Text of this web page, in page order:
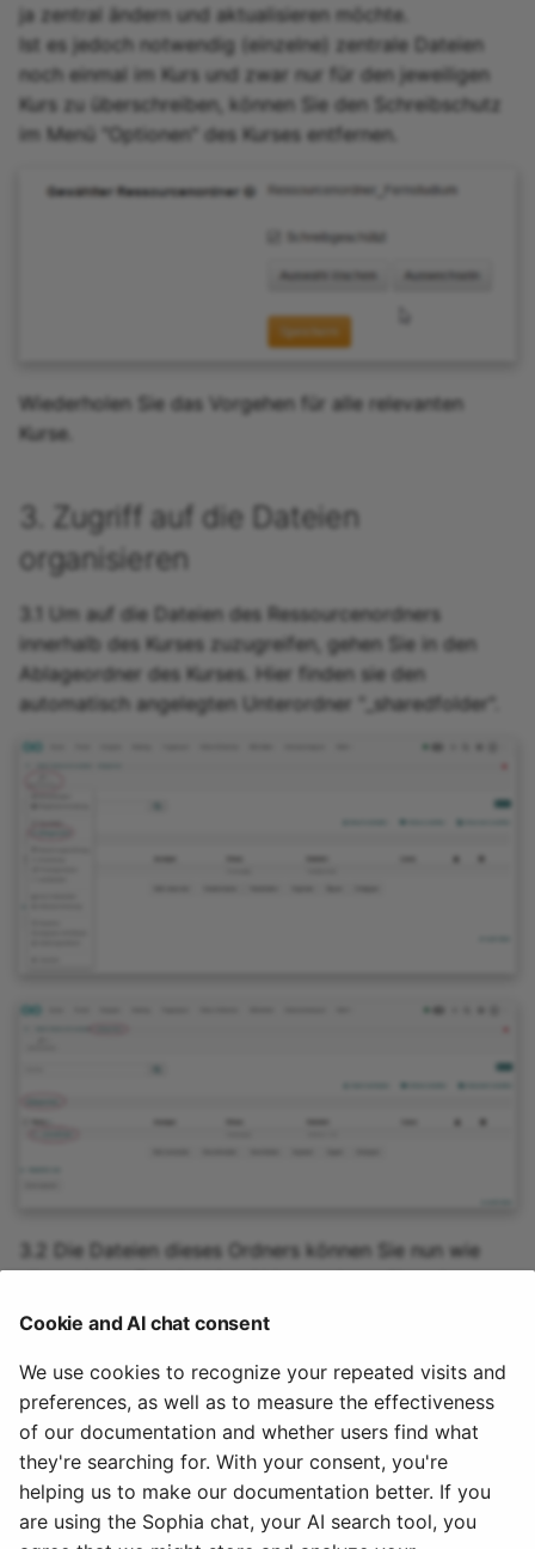
ja zentral ändern und aktualisieren möchte.
Ist es jedoch notwendig (einzelne) zentrale Dateien
noch einmal im Kurs und zwar nur für den jeweiligen
Kurs zu überschreiben, können Sie den Schreibschutz
im Menü "Optionen" des Kurses entfernen.
Wiederholen Sie das Vorgehen für alle relevanten
Kurse.
3. Zugriff auf die Dateien
organisieren
3.1 Um auf die Dateien des Ressourcenordners
innerhalb des Kurses zuzugreifen, gehen Sie in den
Ablageordner des Kurses. Hier finden sie den
automatisch angelegten Unterordner "_sharedfolder".
3.2 Die Dateien dieses Ordners können Sie nun wie
Kursbaustein " Einzelne Seite
Zu beachten
Sie können lediglich
pro Kurs
einbinden. Überlegen Sie deshalb im Vorfeld genau, welche
Dateien Sie über einen kursübergreifenden Ressourcenordner
statt des kursbezogenen Ablageordners organisieren möchten.
Cookie and AI chat consent
We use cookies to recognize your repeated visits and
preferences, as well as to measure the effectiveness
of our documentation and whether users find what
they're searching for. With your consent, you're
helping us to make our documentation better. If you
are using the Sophia chat, your AI search tool, you